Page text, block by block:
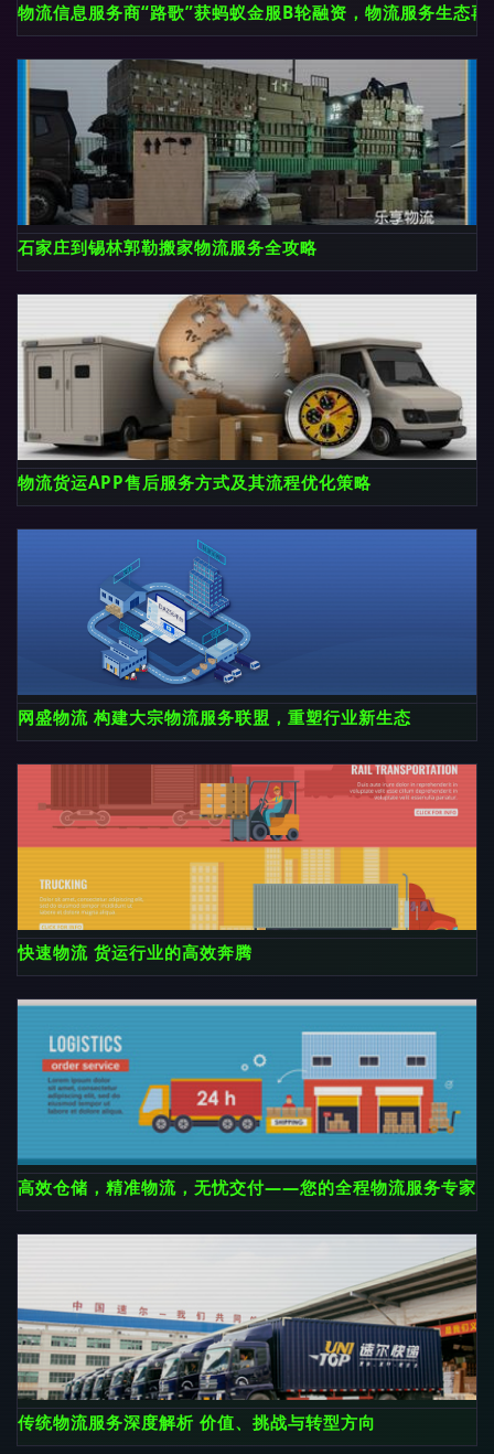
物流信息服务商“路歌”获蚂蚁金服B轮融资，物流服务生态再
石家庄到锡林郭勒搬家物流服务全攻略
物流货运APP售后服务方式及其流程优化策略
网盛物流 构建大宗物流服务联盟，重塑行业新生态
快速物流 货运行业的高效奔腾
高效仓储，精准物流，无忧交付——您的全程物流服务专家
传统物流服务深度解析 价值、挑战与转型方向